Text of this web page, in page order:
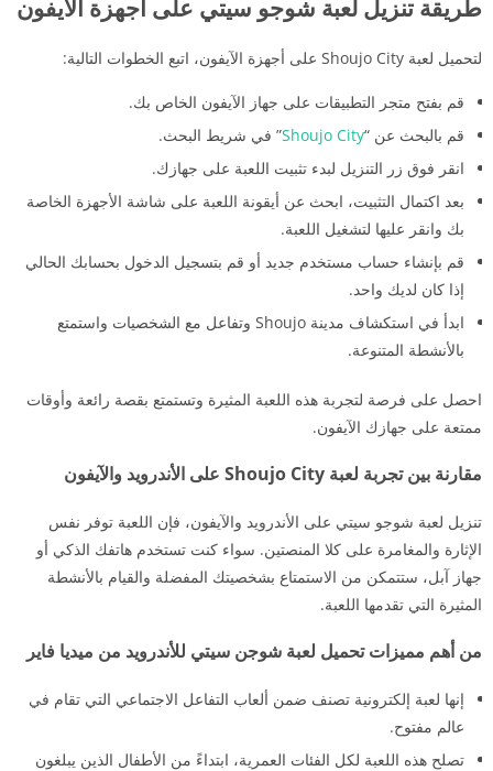
طريقة تنزيل لعبة شوجو سيتي على أجهزة الآيفون
لتحميل لعبة Shoujo City على أجهزة الآيفون، اتبع الخطوات التالية:
قم بفتح متجر التطبيقات على جهاز الآيفون الخاص بك.
قم بالبحث عن “Shoujo City” في شريط البحث.
انقر فوق زر التنزيل لبدء تثبيت اللعبة على جهازك.
بعد اكتمال التثبيت، ابحث عن أيقونة اللعبة على شاشة الأجهزة الخاصة
بك وانقر عليها لتشغيل اللعبة.
قم بإنشاء حساب مستخدم جديد أو قم بتسجيل الدخول بحسابك الحالي
إذا كان لديك واحد.
ابدأ في استكشاف مدينة Shoujo وتفاعل مع الشخصيات واستمتع
بالأنشطة المتنوعة.
احصل على فرصة لتجربة هذه اللعبة المثيرة وتستمتع بقصة رائعة وأوقات
ممتعة على جهازك الآيفون.
مقارنة بين تجربة لعبة Shoujo City على الأندرويد والآيفون
تنزيل لعبة شوجو سيتي على الأندرويد والآيفون، فإن اللعبة توفر نفس
الإثارة والمغامرة على كلا المنصتين. سواء كنت تستخدم هاتفك الذكي أو
جهاز آبل، ستتمكن من الاستمتاع بشخصيتك المفضلة والقيام بالأنشطة
المثيرة التي تقدمها اللعبة.
من أهم مميزات تحميل لعبة شوجن سيتي للأندرويد من ميديا فاير
إنها لعبة إلكترونية تصنف ضمن ألعاب التفاعل الاجتماعي التي تقام في
عالم مفتوح.
تصلح هذه اللعبة لكل الفئات العمرية، ابتداءً من الأطفال الذين يبلغون